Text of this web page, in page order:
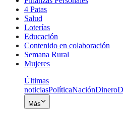
4 Patas
Salud
Loterías
Educación
Contenido en colaboración
Semana Rural
Mujeres
Últimas
noticiasPolíticaNaciónDinero
Más